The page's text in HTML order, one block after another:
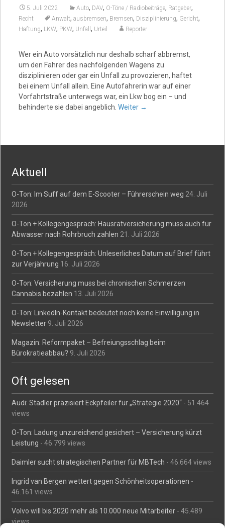
5. Juli 2022 Auto, DAV, O-Töne / Radiobeiträge, Ratgeber,
Recht Anwalt, ausbremsen, Bremsen, Disziplinierung, Gericht,
Haftung, LKW, PKW, Unfall , Urteil Reporter
Wer ein Auto vorsätzlich nur deshalb scharf abbremst,
um den Fahrer des nachfolgenden Wagens zu
disziplinieren oder gar ein Unfall zu provozieren, haftet
bei einem Unfall allein. Eine Autofahrerin war auf einer
Vorfahrtstraße unterwegs war, ein Lkw bog ein – und
behinderte sie dabei angeblich. Weiter →
Aktuell
O-Ton: Im Suff auf dem E-Scooter – Führerschein weg 24. Juli
2026
O-Ton + Kollegengespräch: Hausratversicherung muss auch für
Abwasser nach Rohrbruch zahlen 21. Juli 2026
O-Ton + Kollegengespräch: Unleserliches Datum auf Brief führt
zur Verjährung 16. Juli 2026
O-Ton: Versicherung muss bei chronischen Schmerzen
Cannabis bezahlen 13. Juli 2026
O-Ton: LinkedIn-Kontakt bedeutet noch keine Einwilligung in
Newsletter 9. Juli 2026
Magazin: Reformpaket – Befreiungsschlag beim
Bürokratieabbau? 9. Juli 2026
Oft gelesen
Audi: Stadler präzisiert Eckpfeiler für „Strategie 2020“ - 51.464
views
O-Ton: Ladung unzureichend gesichert – Versicherung kürzt
Leistung - 46.799 views
Daimler sucht strategischen Partner für MBTech - 46.664 views
Ingrid van Bergen wettert gegen Schönheitsoperationen -
46.161 views
Volvo will bis 2020 mehr als 10.000 neue Mitarbeiter - 45.489
views